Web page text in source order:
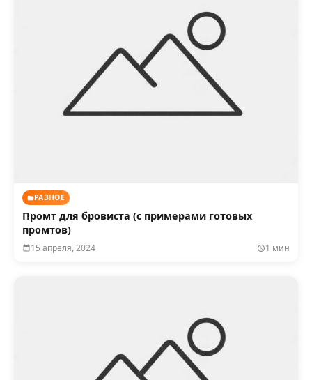
РАЗНОЕ
Промт для бровиста (с примерами готовых
промтов)
15 апреля, 2024 1 мин